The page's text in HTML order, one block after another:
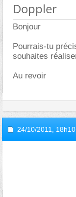
Doppler
Bonjour
Pourrais-tu
souhaites
Au revoir
24/10/2011, 18h10